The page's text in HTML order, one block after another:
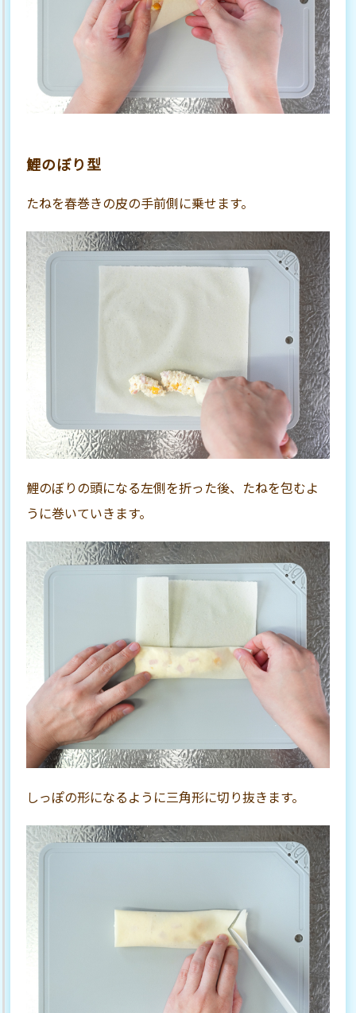
鯉のぼり型
たねを春巻きの皮の手前側に乗せます。
鯉のぼりの頭になる左側を折った後、たねを包むよ
うに巻いていきます。
しっぽの形になるように三角形に切り抜きます。